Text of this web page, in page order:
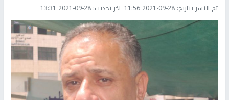
تم النشر بتاريخ: 2021-09-28 11:56 اخر تحديث: 2021-09-28 13:31